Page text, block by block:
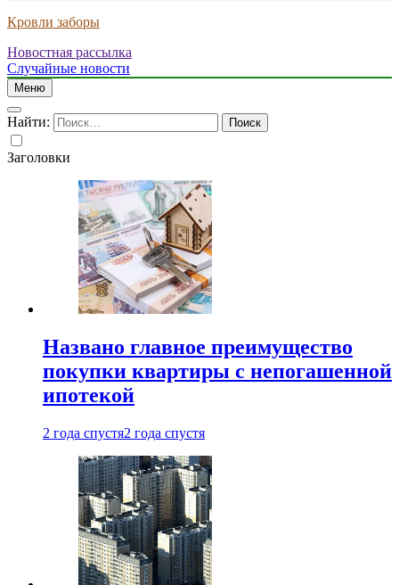
Кровли заборы
Новостная рассылка
Случайные новости
Меню
Найти:
Заголовки
Названо главное преимущество
покупки квартиры с непогашенной
ипотекой
2 года спустя2 года спустя